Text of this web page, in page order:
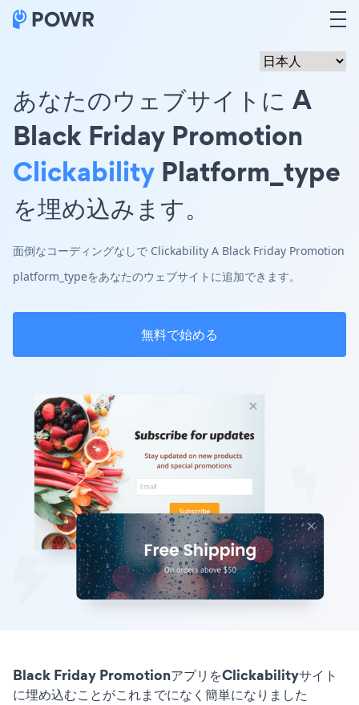
あなたのウェブサイトに A
Black Friday Promotion
Clickability Platform_type
を埋め込みます。
面倒なコーディングなしで Clickability A Black Friday Promotion
platform_typeをあなたのウェブサイトに追加できます。
無料で始める
Black Friday PromotionアプリをClickabilityサイト
に埋め込むことがこれまでになく簡単になりました